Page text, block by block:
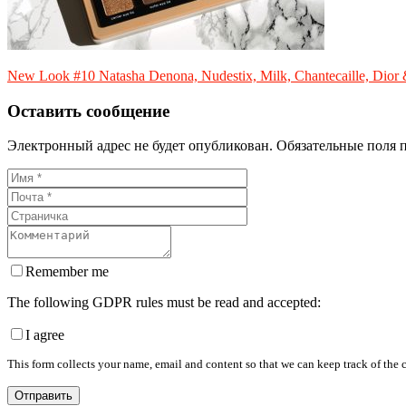
New Look #10 Natasha Denona, Nudestix, Milk, Chantecaille, Dior
Оставить сообщение
Электронный адрес не будет опубликован. Обязательные
Remember me
The following GDPR rules must be read and accepted:
I agree
This form collects your name, email and content so that we can keep track of